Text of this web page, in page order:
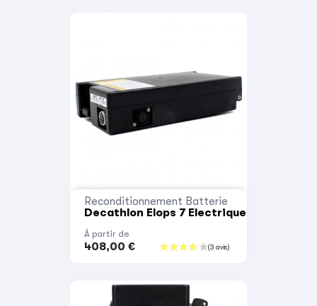
Reconditionnement Batterie
Decathlon Elops 7 Electrique
À partir de
408,00 €